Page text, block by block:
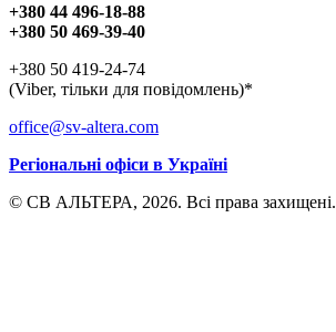
+380 44 496-18-88
+380 50 469-39-40
+380 50 419-24-74
(Viber, тільки для повідомлень)*
office@sv-altera.com
Регіональні офіси в Україні
© СВ АЛЬТЕРА, 2026. Всі права захищені.